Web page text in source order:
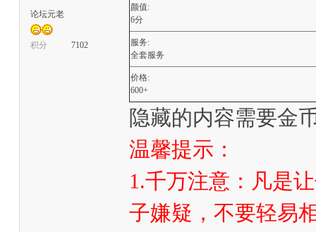
论坛元老
积分 7102
颜值:
6分
服务:
全套服务
价格:
600+
隐藏的内容需要金
温馨提示：
1.千万注意：凡是
子嫌疑，不要轻易